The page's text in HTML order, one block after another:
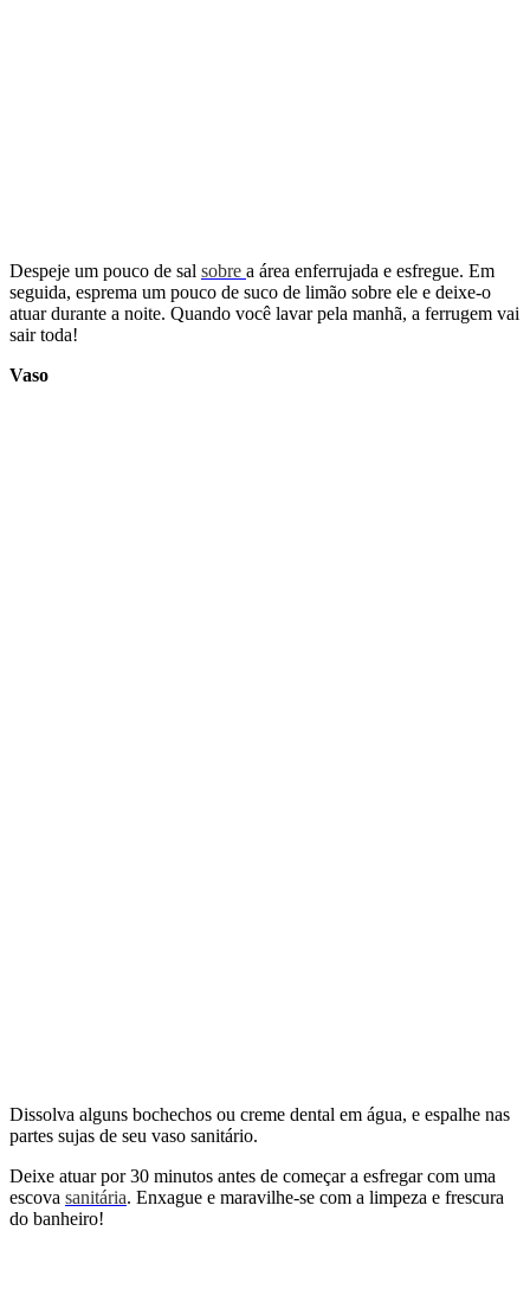
Despeje um pouco de sal sobre a área enferrujada e esfregue. Em
seguida, esprema um pouco de suco de limão sobre ele e deixe-o
atuar durante a noite. Quando você lavar pela manhã, a ferrugem vai
sair toda!
Vaso
Dissolva alguns bochechos ou creme dental em água, e espalhe nas
partes sujas de seu vaso sanitário.
Deixe atuar por 30 minutos antes de começar a esfregar com uma
escova sanitária. Enxague e maravilhe-se com a limpeza e frescura
do banheiro!